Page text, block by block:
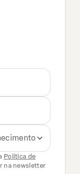
Política de
na newsletter